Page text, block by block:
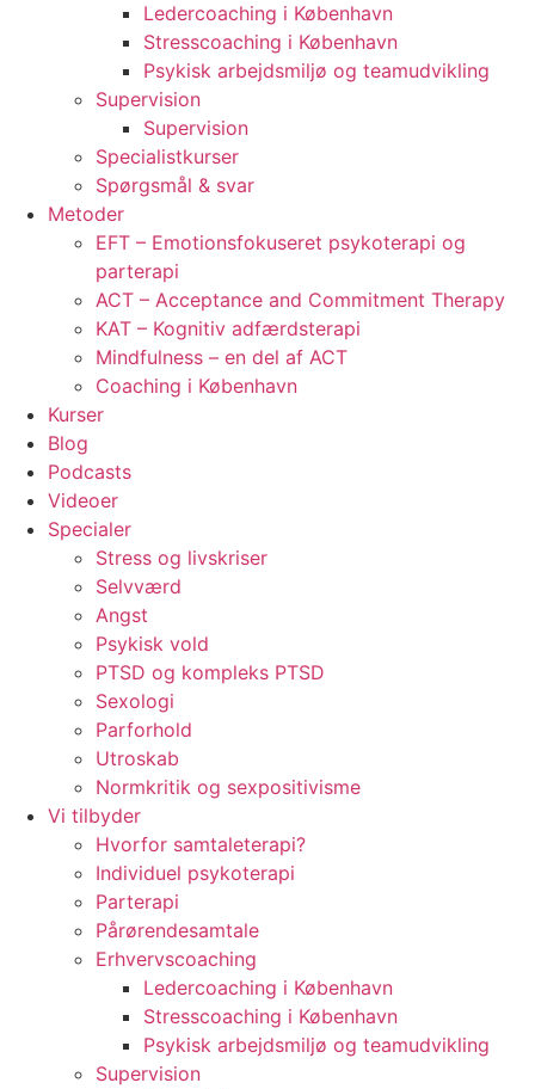
Ledercoaching i København
Stresscoaching i København
Psykisk arbejdsmiljø og teamudvikling
Supervision
Supervision
Specialistkurser
Spørgsmål & svar
Metoder
EFT – Emotionsfokuseret psykoterapi og
parterapi
ACT – Acceptance and Commitment Therapy
KAT – Kognitiv adfærdsterapi
Mindfulness – en del af ACT
Coaching i København
Kurser
Blog
Podcasts
Videoer
Specialer
Stress og livskriser
Selvværd
Angst
Psykisk vold
PTSD og kompleks PTSD
Sexologi
Parforhold
Utroskab
Normkritik og sexpositivisme
Vi tilbyder
Hvorfor samtaleterapi?
Individuel psykoterapi
Parterapi
Pårørendesamtale
Erhvervscoaching
Ledercoaching i København
Stresscoaching i København
Psykisk arbejdsmiljø og teamudvikling
Supervision